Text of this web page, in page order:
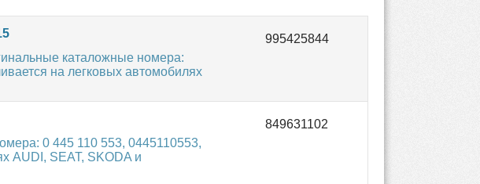
каталожные номера:
на легковых автомобилях
0 445 110 553, 0445110553,
AUDI, SEAT, SKODA и